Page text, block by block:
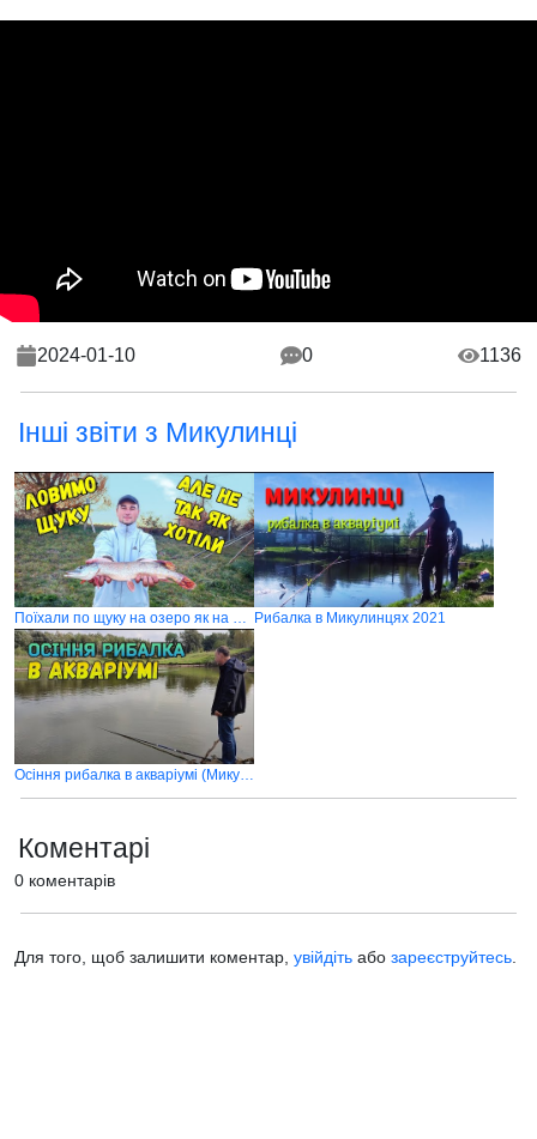
2024-01-10 0 1136
Інші звіти з Микулинці
Поїхали по щуку на озеро як на базар Рибалка в Микулинцях 2021
Осіння рибалка в акваріумі (Микулинці)
Коментарі
0 коментарів
Для того, щоб залишити коментар, увійдіть або зареєструйтесь